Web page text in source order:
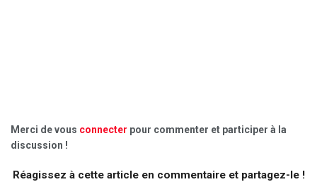
Merci de vous connecter pour commenter et participer à la
discussion !
Réagissez à cette article en commentaire et partagez-le !